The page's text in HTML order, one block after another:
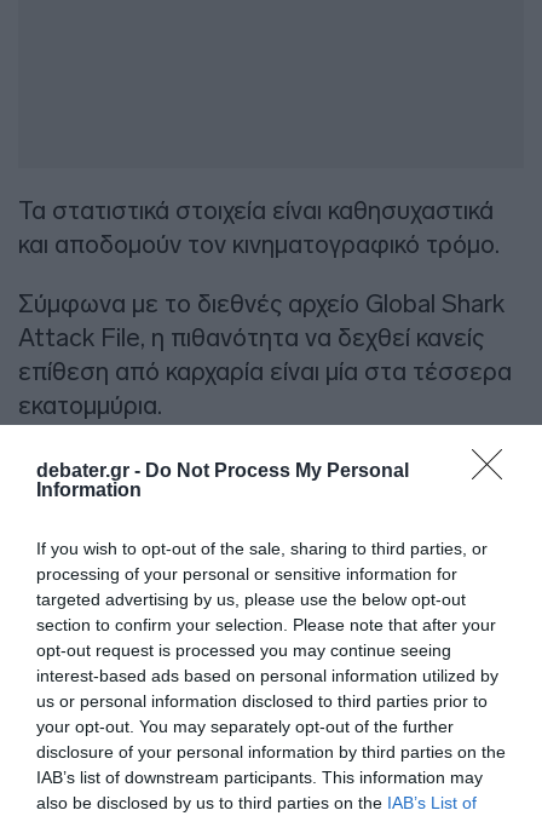
debater.gr - Do Not Process My Personal
Information
If you wish to opt-out of the sale, sharing to third parties, or
processing of your personal or sensitive information for
targeted advertising by us, please use the below opt-out
section to confirm your selection. Please note that after your
opt-out request is processed you may continue seeing
interest-based ads based on personal information utilized by
us or personal information disclosed to third parties prior to
your opt-out. You may separately opt-out of the further
disclosure of your personal information by third parties on the
IAB’s list of downstream participants. This information may
also be disclosed by us to third parties on the IAB’s List of
Τα στατιστικά στοιχεία είναι καθησυχαστικά
και αποδομούν τον κινηματογραφικό τρόμο.
Σύμφωνα με το διεθνές αρχείο Global Shark
Attack File, η πιθανότητα να δεχθεί κανείς
επίθεση από καρχαρία είναι μία στα τέσσερα
εκατομμύρια.
Αξίζει μάλιστα να σημειωθεί ότι το τελευταίο
επιβεβαιωμένο θανατηφόρο περιστατικό
μακρινή δεκαετία του 1950.
ΔΙΑΦΗΜΙΣΗ